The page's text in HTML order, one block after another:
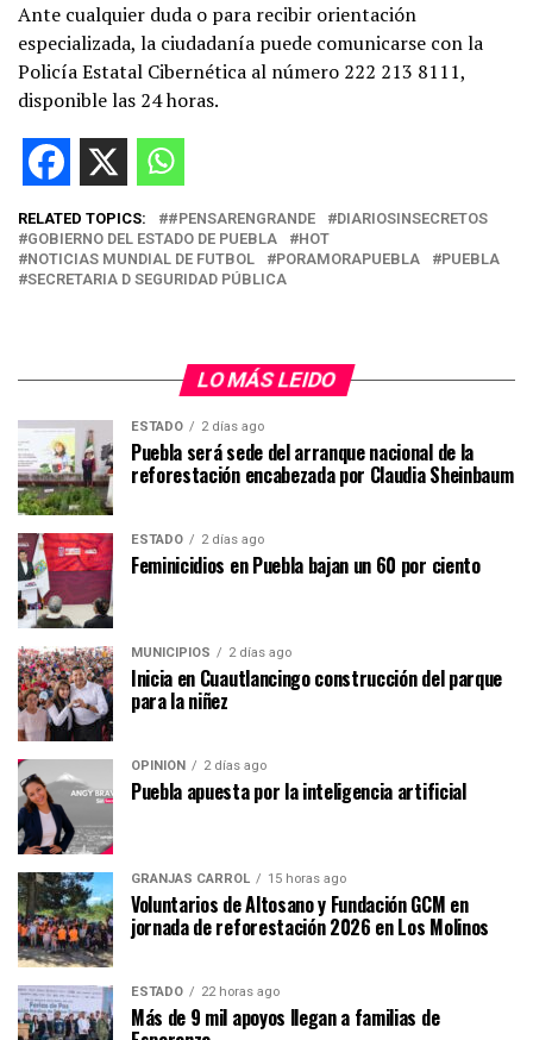
Ante cualquier duda o para recibir orientación
especializada, la ciudadanía puede comunicarse con la
Policía Estatal Cibernética al número 222 213 8111,
disponible las 24 horas.
RELATED TOPICS: #PENSARENGRANDE
DIARIOSINSECRETOS
GOBIERNO DEL ESTADO DE PUEBLA
HOT
NOTICIAS MUNDIAL DE FUTBOL
PORAMORAPUEBLA
PUEBLA
SECRETARIA D SEGURIDAD PÚBLICA
LO MÁS LEIDO
ESTADO 2 días ago
Puebla será sede del arranque nacional de la
reforestación encabezada por Claudia Sheinbaum
ESTADO 2 días ago
Feminicidios en Puebla bajan un 60 por ciento
MUNICIPIOS 2 días ago
Inicia en Cuautlancingo construcción del parque
para la niñez
OPINIÓN 2 días ago
Puebla apuesta por la inteligencia artificial
GRANJAS CARROL 15 horas ago
Voluntarios de Altosano y Fundación GCM en
jornada de reforestación 2026 en Los Molinos
ESTADO 22 horas ago
Más de 9 mil apoyos llegan a familias de